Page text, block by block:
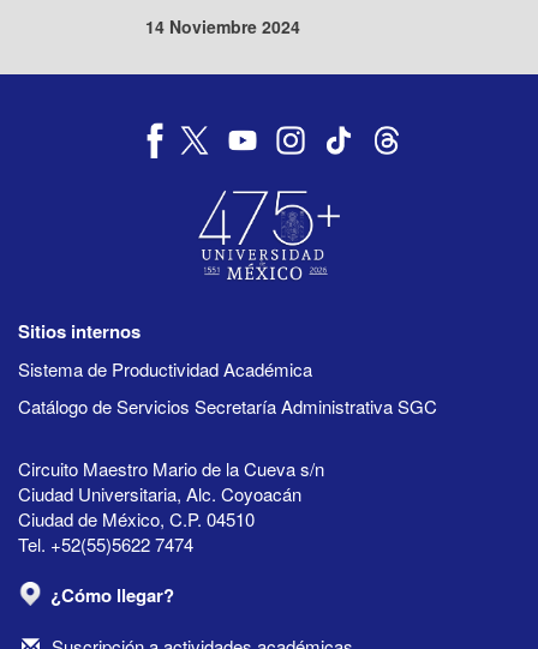
14 Noviembre 2024
Sitios internos
Sistema de Productividad Académica
Catálogo de Servicios Secretaría Administrativa SGC
Circuito Maestro Mario de la Cueva s/n
Ciudad Universitaria, Alc. Coyoacán
Ciudad de México, C.P. 04510
Tel. +52(55)5622 7474
¿Cómo llegar?